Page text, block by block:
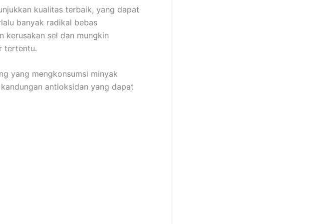
kualitas terbaik, yang dapat
banyak radikal bebas
kerusakan sel dan mungkin
tertentu.
yang mengkonsumsi minyak
antioksidan yang dapat